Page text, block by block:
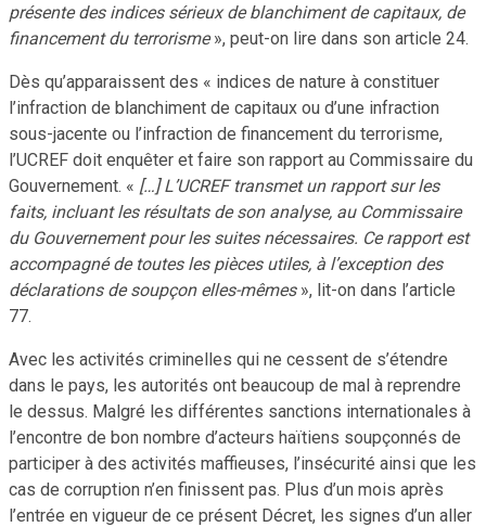
présente des indices sérieux de blanchiment de capitaux, de
financement du terrorisme», peut-on lire dans son article 24.
Dès qu’apparaissent des « indices de nature à constituer
l’infraction de blanchiment de capitaux ou d’une infraction
sous-jacente ou l’infraction de financement du terrorisme,
l’UCREF doit enquêter et faire son rapport au Commissaire du
Gouvernement. « […] L’UCREF transmet un rapport sur les
faits, incluant les résultats de son analyse, au Commissaire
du Gouvernement pour les suites nécessaires. Ce rapport est
accompagné de toutes les pièces utiles, à l’exception des
déclarations de soupçon elles-mêmes», lit-on dans l’article
77.
Avec les activités criminelles qui ne cessent de s’étendre
dans le pays, les autorités ont beaucoup de mal à reprendre
le dessus. Malgré les différentes sanctions internationales à
l’encontre de bon nombre d’acteurs haïtiens soupçonnés de
participer à des activités maffieuses, l’insécurité ainsi que les
cas de corruption n’en finissent pas. Plus d’un mois après
l’entrée en vigueur de ce présent Décret, les signes d’un aller